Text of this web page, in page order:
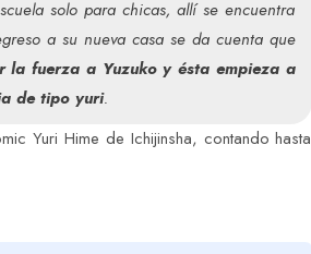
solo para chicas, allí se encuentra
a su nueva casa se da cuenta que
la fuerza a Yuzuko y ésta empieza a
de tipo yuri.
Yuri Hime de Ichijinsha, contando hasta